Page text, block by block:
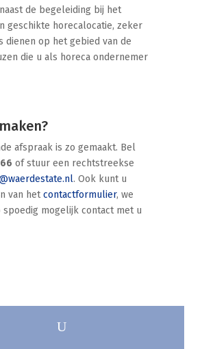
de begeleiding bij het
geschikte horecalocatie, zeker
dienen op het gebied van de
die u als horeca ondernemer
afspraak is zo gemaakt. Bel
of stuur een rechtstreekse
. Ook kunt u
van hetcontactformulier, we
spoedig mogelijk contact met u
U